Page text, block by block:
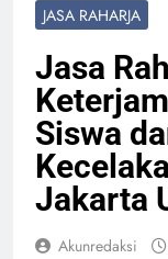
JASA RAHARJA
Jasa
Siswa
Jakarta
Akunredaksi